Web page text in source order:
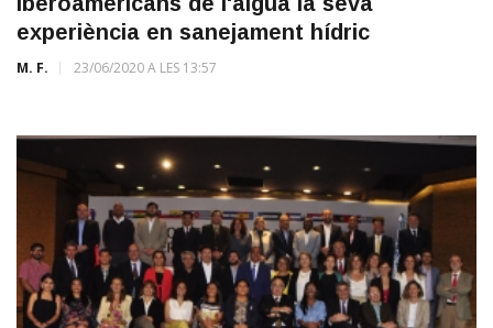
experiència en sanejament hídric
M. F. 23/06/2020 A LES 13:57